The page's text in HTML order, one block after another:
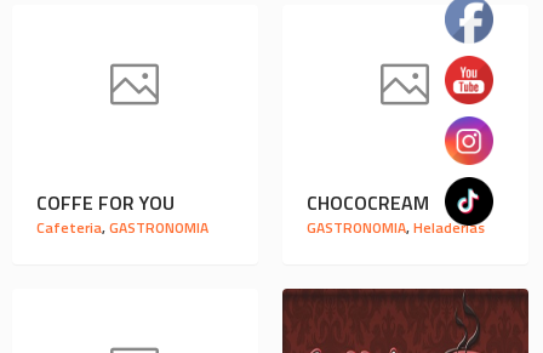
COFFE FOR YOU
Cafeteria,GASTRONOMIA
CHOCOCREAM
GASTRONOMIA,Heladerias